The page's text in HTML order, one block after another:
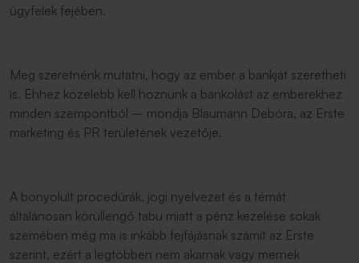
ügyfelek fejében.
Meg szeretnénk mutatni, hogy az ember a bankját szeretheti
is. Ehhez közelebb kell hoznunk a bankolást az emberekhez
minden szempontból – mondja Blaumann Debóra, az Erste
marketing és PR területének vezetője.
A bonyolult procedúrák, jogi nyelvezet és a témát
általánosan körüllengő tabu miatt a pénz kezelése sokak
szemében még ma is inkább fejfájásnak számít az Erste
szerint, ezért a legtöbben nem akarnak vagy mernek